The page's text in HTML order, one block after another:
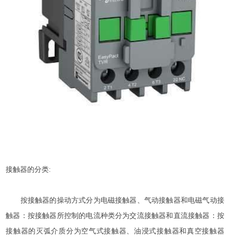
接触器的分类:
按接触器的操动方式分为电磁接触器、气动接触器和电磁气动接
触器：按接触器所控制的电流种类分为交流接触器和直流接触器：按
接触器的灭弧介质分为空气式接触器、油浸式接触器和真空接触器